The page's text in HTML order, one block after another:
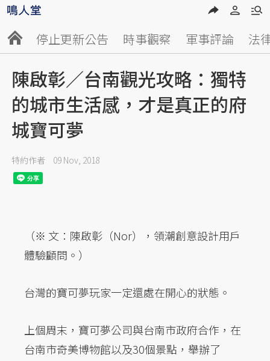
停止更新公告 時事觀察 軍事評論 法
陳啟彰／台南觀光攻略：獨特
的城市生活感，才是真正的府
城寶可夢
特約作者 09 Nov, 2018
（※ 文：陳啟彰（Nor），領潮創意設計用戶
體驗顧問。）
台灣的寶可夢玩家一定還處在開心的狀態。
上個周末，寶可夢公司與台南市政府合作，在
台南市奇美博物館以及30個景點，舉辦了